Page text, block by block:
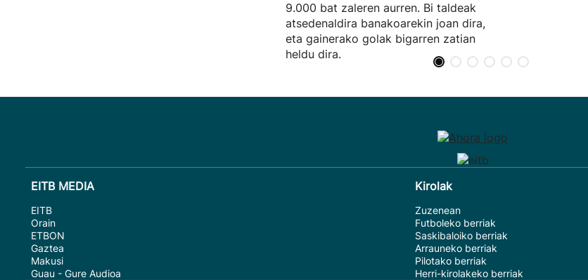
9.000 bat zaleren aurren. Bi taldeak
atsedenaldira banakoarekin joan dira,
eta gainerako golak bigarren zatian
heldu dira.
EITB MEDIA
EITB
Orain
ETBON
Gaztea
Makusi
Guau - Gure Audioa
Kirolak
Zuzenean
Futboleko berriak
Saskibaloiko berriak
Arrauneko berriak
Pilotako berriak
Herri-kirolakeko berriak